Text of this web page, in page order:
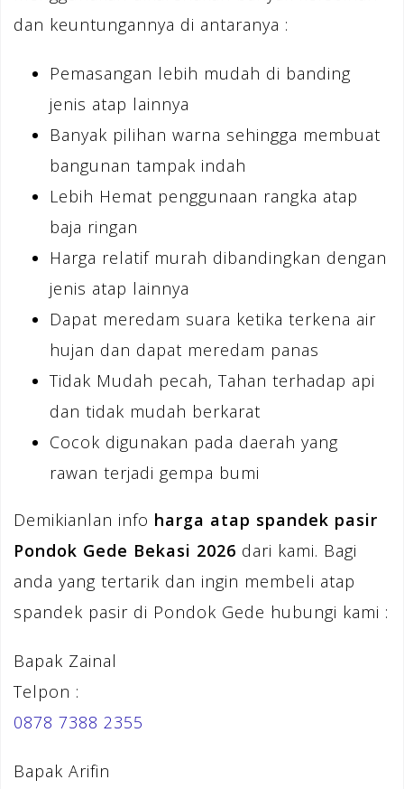
dan keuntungannya di antaranya :
Pemasangan lebih mudah di banding
jenis atap lainnya
Banyak pilihan warna sehingga membuat
bangunan tampak indah
Lebih Hemat penggunaan rangka atap
baja ringan
Harga relatif murah dibandingkan dengan
jenis atap lainnya
Dapat meredam suara ketika terkena air
hujan dan dapat meredam panas
Tidak Mudah pecah, Tahan terhadap api
dan tidak mudah berkarat
Cocok digunakan pada daerah yang
rawan terjadi gempa bumi
Demikianlan info harga atap spandek pasir
Pondok Gede Bekasi 2026 dari kami. Bagi
anda yang tertarik dan ingin membeli atap
spandek pasir di Pondok Gede hubungi kami :
Bapak Zainal
Telpon :
0878 7388 2355
Bapak Arifin